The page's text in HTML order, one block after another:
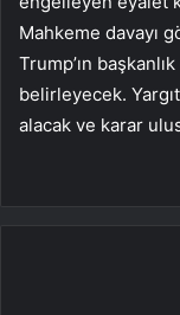
Mahkeme davayı
Trump’ın
belirleyecek.
alacak ve karar